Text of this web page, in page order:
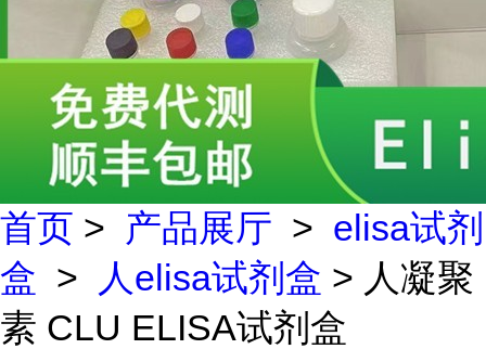
首页 > 产品展厅 > elisa试剂
盒 > 人elisa试剂盒 > 人凝聚
素 CLU ELISA试剂盒